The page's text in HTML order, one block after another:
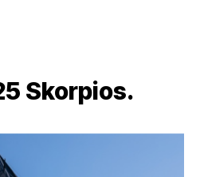
Skorpios.